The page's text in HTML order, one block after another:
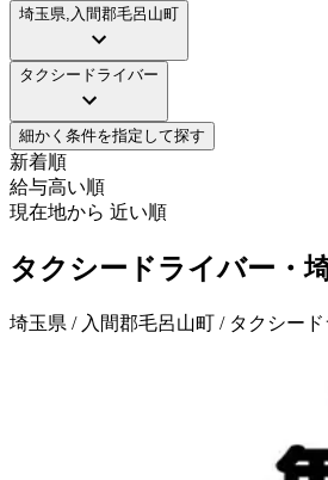
埼玉県,入間郡毛呂山町
タクシードライバー
細かく条件を指定して探す
新着順
給与高い順
現在地から 近い順
タクシードライバー・
埼玉県 / 入間郡毛呂山町 / タクシー